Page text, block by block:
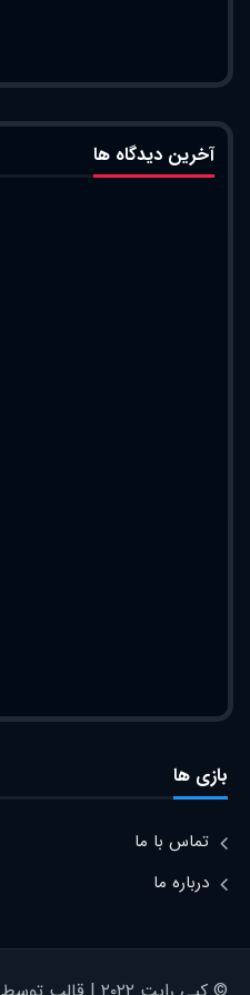
آخرین دیدگاه ها
بازی ها
تماس با ما
درباره ما